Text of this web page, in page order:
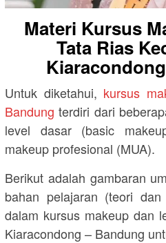
Materi Kursus
Tata Rias
Untuk diketahui, kursus
Bandung terdiri dari
level dasar (basic
makeup profesional (MUA).
Berikut adalah gambaran
bahan pelajaran (teori
dalam kursus makeup dan
Kiaracondong – Bandung